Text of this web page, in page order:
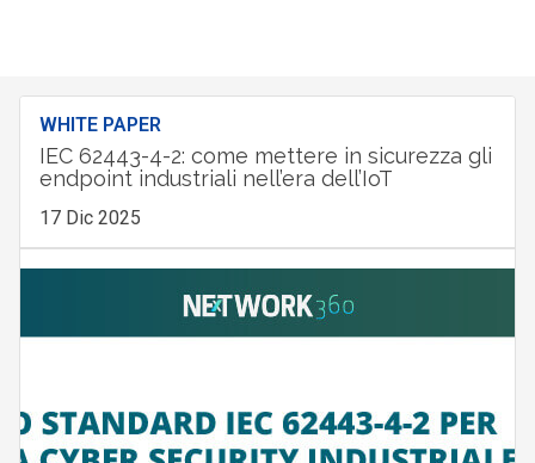
WHITE PAPER
IEC 62443-4-2: come mettere in sicurezza gli
endpoint industriali nell’era dell’IoT
17 Dic 2025